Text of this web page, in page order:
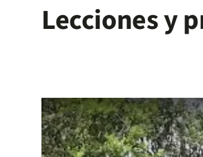
Lecciones y
Remote video URL